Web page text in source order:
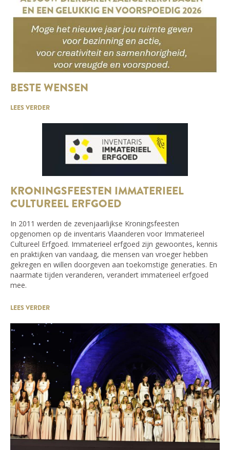
BESTE WENSEN
LEES VERDER
KRONINGSFEESTEN IMMATERIEEL
CULTUREEL ERFGOED
In 2011 werden de zevenjaarlijkse Kroningsfeesten
opgenomen op de inventaris Vlaanderen voor Immaterieel
Cultureel Erfgoed. Immaterieel erfgoed zijn gewoontes, kennis
en praktijken van vandaag, die mensen van vroeger hebben
gekregen en willen doorgeven aan toekomstige generaties. En
naarmate tijden veranderen, verandert immaterieel erfgoed
mee.
LEES VERDER